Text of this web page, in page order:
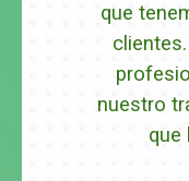
que
clientes.
nuestro
que